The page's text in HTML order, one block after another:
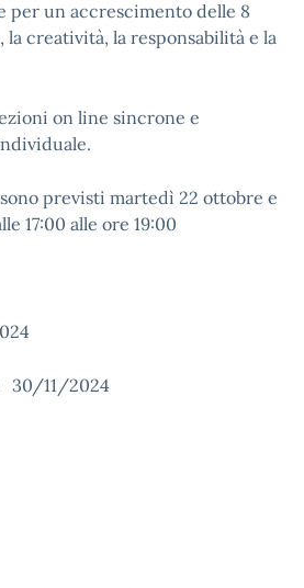
per un accrescimento delle 8
la creatività, la responsabilità e la
on line sincrone e
previsti martedì 22 ottobre e
17:00 alle ore 19:00
30/11/2024